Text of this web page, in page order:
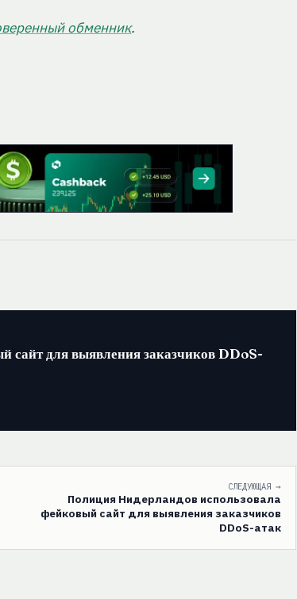
обменник.
сайт для выявления заказчиков DDoS-
СЛЕДУЮЩАЯ →
Полиция Нидерландов использовала
фейковый сайт для выявления заказчиков
DDoS-атак